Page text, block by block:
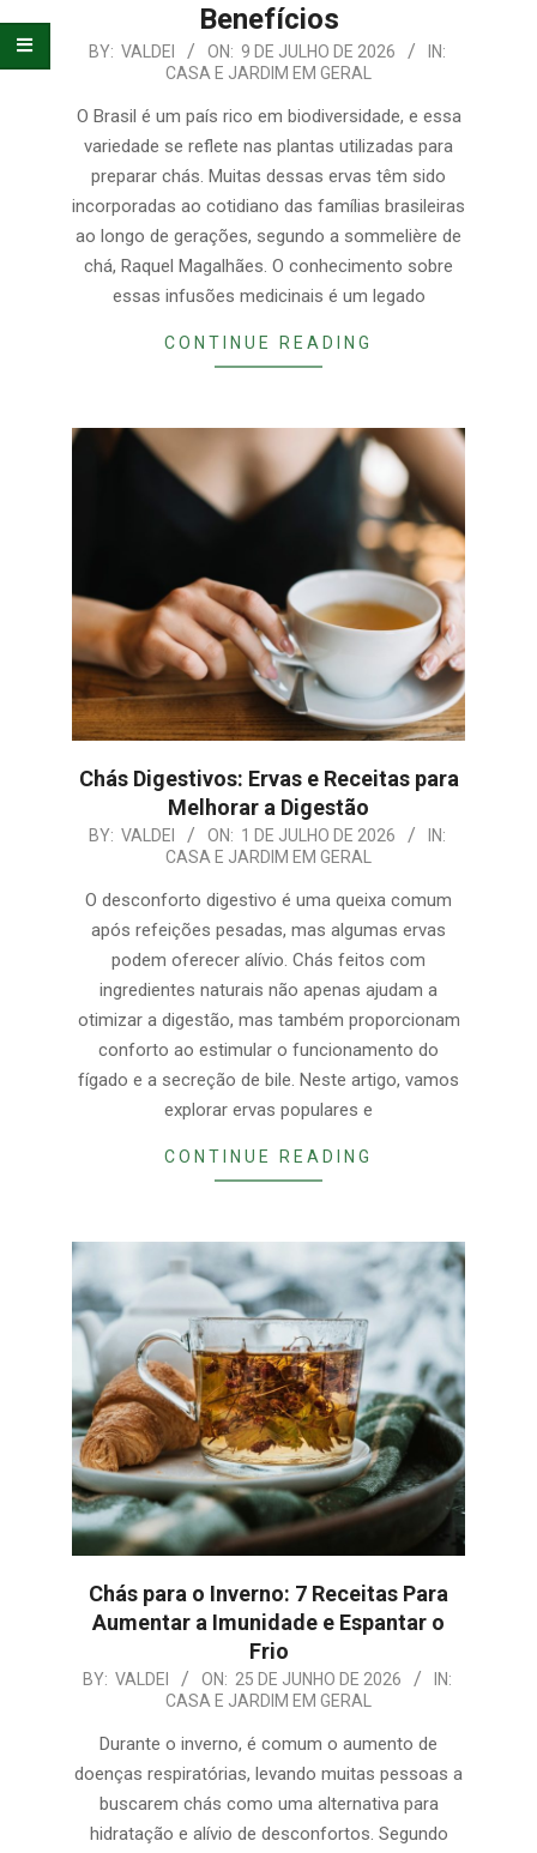
Benefícios
2026-
09
BY: VALDEI ON: 9 DE JULHO DE 2026
IN:
CASA E JARDIM EM GERAL
O Brasil é um país rico em biodiversidade, e essa
variedade se reflete nas plantas utilizadas para
preparar chás. Muitas dessas ervas têm sido
incorporadas ao cotidiano das famílias brasileiras
ao longo de gerações, segundo a sommelière de
chá, Raquel Magalhães. O conhecimento sobre
essas infusões medicinais é um legado
CONTINUE READING
Chás Digestivos: Ervas e Receitas para
Melhorar a Digestão
2026-
01
BY: VALDEI ON: 1 DE JULHO DE 2026
IN:
CASA E JARDIM EM GERAL
O desconforto digestivo é uma queixa comum
após refeições pesadas, mas algumas ervas
podem oferecer alívio. Chás feitos com
ingredientes naturais não apenas ajudam a
otimizar a digestão, mas também proporcionam
conforto ao estimular o funcionamento do
fígado e a secreção de bile. Neste artigo, vamos
explorar ervas populares e
CONTINUE READING
Chás para o Inverno: 7 Receitas Para
Aumentar a Imunidade e Espantar o
Frio
2026-
BY: VALDEI ON: 25 DE JUNHO DE 2026
IN:
CASA E JARDIM EM GERAL
Durante o inverno, é comum o aumento de
doenças respiratórias, levando muitas pessoas a
buscarem chás como uma alternativa para
hidratação e alívio de desconfortos. Segundo